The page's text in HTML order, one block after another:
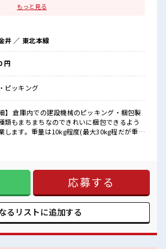
ます♪
色自由♪
リ≫
≫
るのは不安だけど、
います！
プUP目指していきましょう！
≫
事です！
とができそう♪
きます♪
あります！
もっと見る
井 ／ 東北本線
円
ピッキング
】 倉庫内での建設機械のピッキング・梱包製
類もまちまちなのできれいに梱包できるよう
します。重量は10kg程度(最大30kg程だが重い
ことはありません)立ち仕事です。 (梱包時中
あります♪ ≪モチベーションもUP≫ 派手過
や髪色自由♪ (規定有)≪機能的な制服アリ≫
、 毎日の服装の悩み解消♪ ≪未経験でも活躍
ことにチャレンジするのは不安だけど、 しっ
整っています！ イチからスキルUP・ステップ
きましょう！ ≪収入アップを目指せる≫ 高時給
きそう♪ アットホームな環境☆ キバツ過ぎな
型は自由！ あなたの個性を大事にできます♪
応募する
るリストに追加する